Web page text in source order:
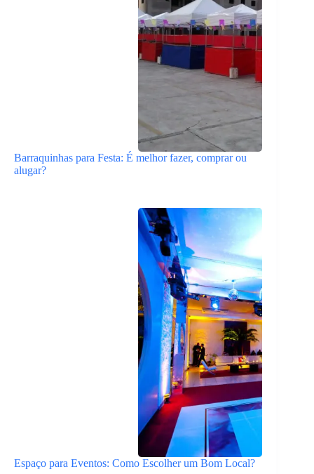
Barraquinhas para Festa: É melhor fazer, comprar ou
alugar?
Espaço para Eventos: Como Escolher um Bom Local?